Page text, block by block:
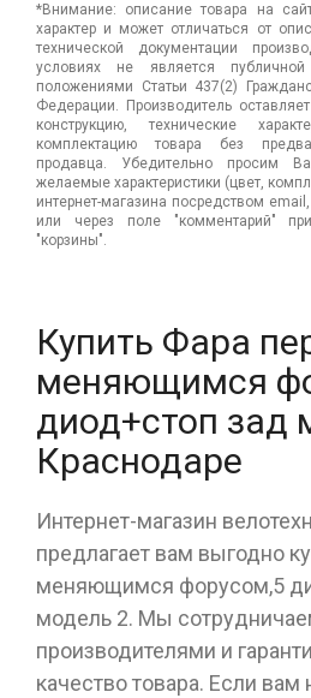
*Внимание: описание товара на
характер и может отличаться от
технической документации
условиях не является
положениями Статьи 437(2)
Федерации. Производитель
конструкцию, технические
комплектацию товара без
продавца. Убедительно просим
желаемые характеристики (цвет,
интернет-магазина посредством
или через поле "комментарий"
"корзины".
Купить Фара
меняющимся
диод+стоп зад
Краснодаре
Интернет-магазин
предлагает вам выгодно
меняющимся форусом,5
модель 2. Мы
производителями и
качество товара. Если вам